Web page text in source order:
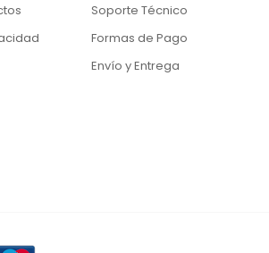
Soporte Técnico
Formas de Pago
Envío y Entrega